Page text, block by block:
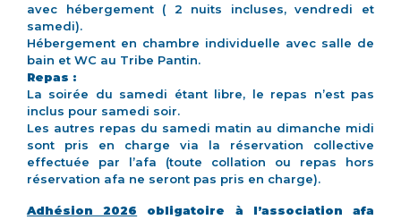
avec hébergement ( 2 nuits incluses, vendredi et
samedi).
Hébergement en chambre individuelle avec salle de
bain et WC au Tribe Pantin.
Repas :
La soirée du samedi étant libre, le repas n’est pas
inclus pour samedi soir.
Les autres repas du samedi matin au dimanche midi
sont pris en charge via la réservation collective
effectuée par l’afa (toute collation ou repas hors
réservation afa ne seront pas pris en charge).
Adhésion 2026 obligatoire à l’association afa